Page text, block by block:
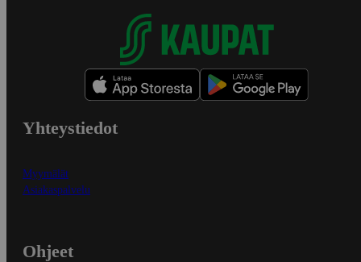
Yhteystiedot
Myymälät
Asiakaspalvelu
Ohjeet